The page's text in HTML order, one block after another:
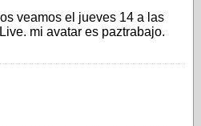
veamos el jueves 14 a las
mi avatar es paztrabajo.